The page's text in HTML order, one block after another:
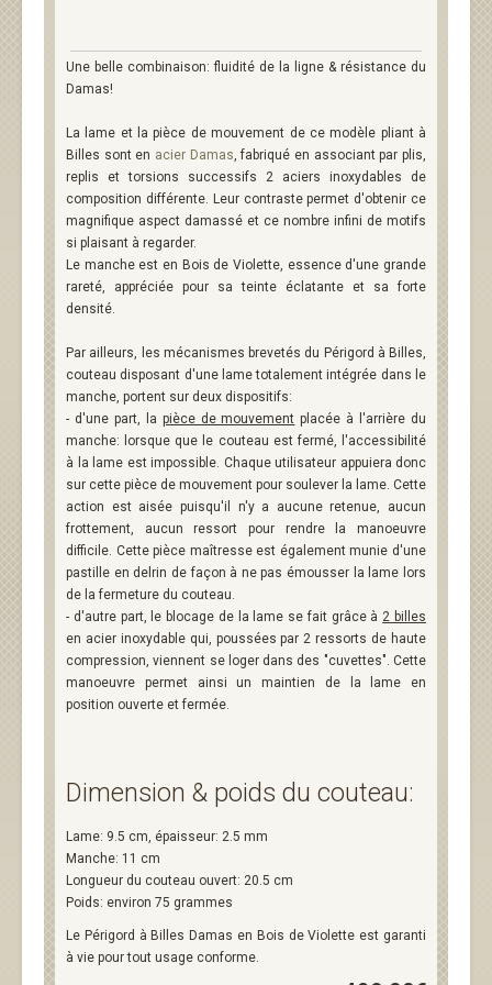
Une belle combinaison: fluidité de la ligne & résistance du
Damas!
La lame et la pièce de mouvement de ce modèle pliant à
Billes sont en acier Damas, fabriqué en associant par plis,
replis et torsions successifs 2 aciers inoxydables de
composition différente. Leur contraste permet d'obtenir ce
magnifique aspect damassé et ce nombre infini de motifs
si plaisant à regarder.
Le manche est en Bois de Violette, essence d'une grande
rareté, appréciée pour sa teinte éclatante et sa forte
densité.
Par ailleurs, les mécanismes brevetés du Périgord à Billes,
couteau disposant d'une lame totalement intégrée dans le
manche, portent sur deux dispositifs:
- d'une part, la pièce de mouvement placée à l'arrière du
manche: lorsque que le couteau est fermé, l'accessibilité
à la lame est impossible. Chaque utilisateur appuiera donc
sur cette pièce de mouvement pour soulever la lame. Cette
action est aisée puisqu'il n'y a aucune retenue, aucun
frottement, aucun ressort pour rendre la manoeuvre
difficile. Cette pièce maîtresse est également munie d'une
pastille en delrin de façon à ne pas émousser la lame lors
de la fermeture du couteau.
- d'autre part, le blocage de la lame se fait grâce à 2 billes
en acier inoxydable qui, poussées par 2 ressorts de haute
compression, viennent se loger dans des "cuvettes". Cette
manoeuvre permet ainsi un maintien de la lame en
position ouverte et fermée.
Dimension & poids du couteau:
Lame: 9.5 cm, épaisseur: 2.5 mm
Manche: 11 cm
Longueur du couteau ouvert: 20.5 cm
Poids: environ 75 grammes
Le Périgord à Billes Damas en Bois de Violette est garanti
à vie pour tout usage conforme.